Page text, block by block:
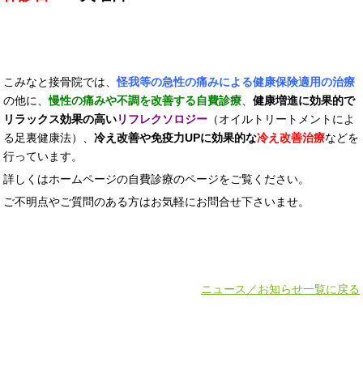
こみなと接骨院では、怪我等の急性の痛みによる健康保険適用の治療
の他に、慢性の痛みや不調を改善する自費診療
健康増進に効果的で
リラックス効果の高いリフレクソロジー （オイルトリートメントによ
る足裏健康法）、 冷え改善や免疫力UPに効果的な冷え改善治療などを
行っています。
詳しくはホームページの自費診療のページをご覧ください。
ご不明点やご質問のある方はお気軽にお問合せ下さいませ。
ニュース／お知らせ一覧に戻る